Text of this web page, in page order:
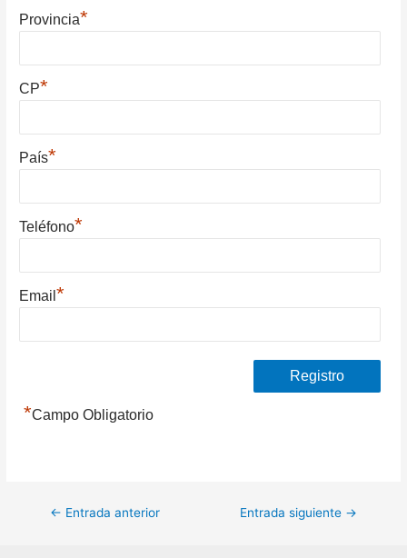
Provincia*
CP*
País*
Teléfono*
Email*
*Campo Obligatorio
Navegación
← Entrada anterior Entrada siguiente →